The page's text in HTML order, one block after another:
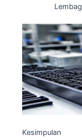
Kesimpulan